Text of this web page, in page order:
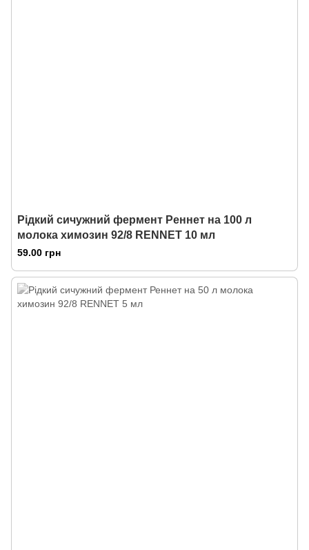
Рідкий сичужний фермент Реннет на 100 л
молока химозин 92/8 RENNET 10 мл
59.00 грн